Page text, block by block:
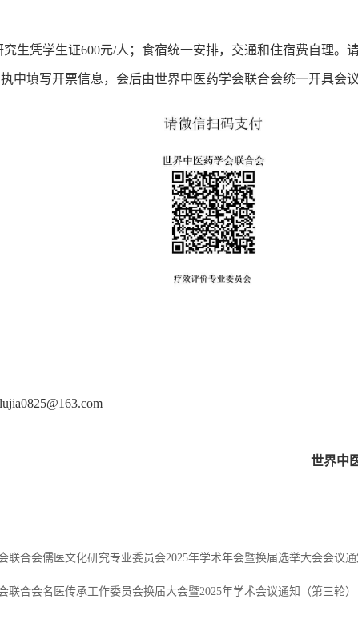
究生凭学生证600元/人；食宿统一安排，交通和住宿费自理。
中填写开票信息，会后由世界中医药学会联合会统一开具会议
世界中
联合会儒医文化研究专业委员会2025年学术年会暨换届选举大会会议通
联合会名医传承工作委员会换届大会暨2025年学术会议通知（第三轮）